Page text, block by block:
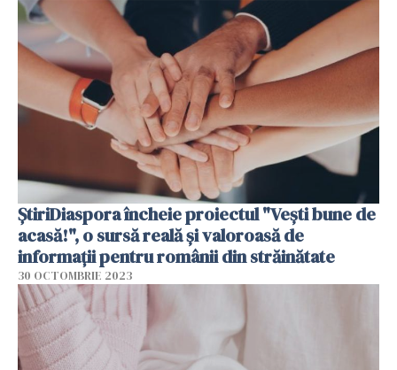
ȘtiriDiaspora încheie proiectul "Vești bune de
acasă!", o sursă reală și valoroasă de
informații pentru românii din străinătate
30 OCTOMBRIE 2023